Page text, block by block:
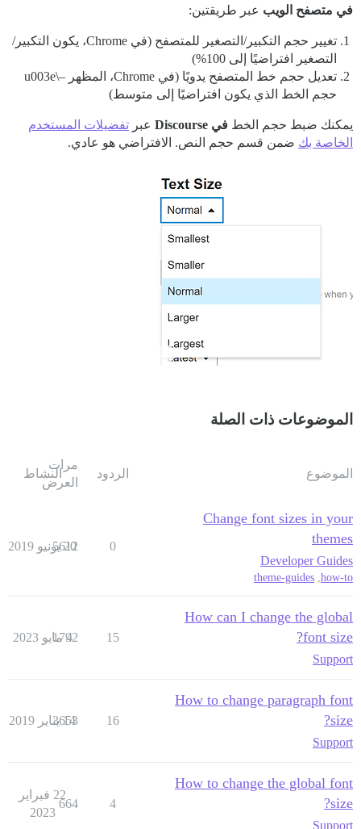
في متصفح الويب عبر طريقتين:
تغيير حجم التكبير/التصغير للمتصفح (في Chrome، يكون التكبير/
التصغير افتراضيًا إلى 100%)
تعديل حجم خط المتصفح يدويًا (في Chrome، المظهر –\u003e
حجم الخط الذي يكون افتراضيًا إلى متوسط)
يمكنك ضبط حجم الخط في Discourse عبر تفضيلات المستخدم
الخاصة بك ضمن قسم حجم النص. الافتراضي هو عادي.
الموضوعات ذات الصلة
الموضوع الردود
مرات
العرض
النشاط
Change font sizes in your
themes
Developer Guides
how-to
,
theme-guides
0
5612
20 يونيو 2019
How can I change the global
font size?
Support
15
1792
4 مايو 2023
How to change paragraph font
size?
Support
16
3653
14 يناير 2019
How to change the global font
size?
Support
4
664
22 فبراير
2023